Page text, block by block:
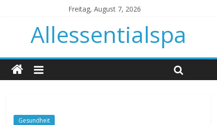
Freitag, August 7, 2026
Allessentialspa
Gesundheit